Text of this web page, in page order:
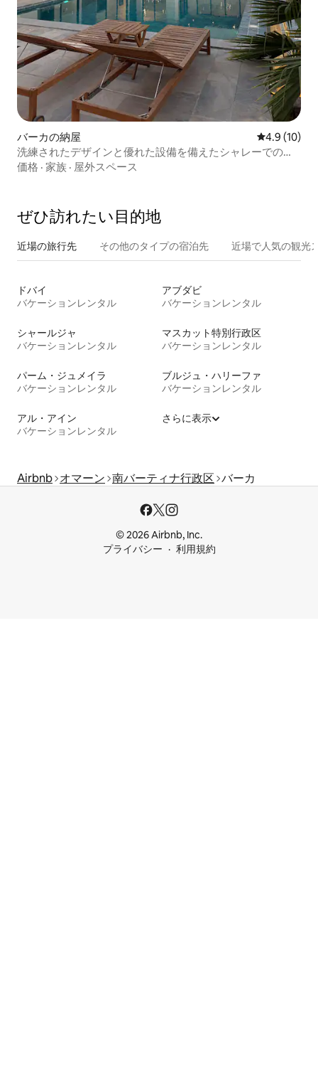
バーカの納屋 レビュー10
4.9 (10)
洗練されたデザインと優れた設備を備えたシャレーでの豪
華な体験
価格 · 家族 · 屋外スペース
ぜひ訪⁠れ⁠た⁠い目⁠的⁠地
近場の旅行先 その他のタ⁠イ⁠プ⁠の宿⁠泊⁠先 近場で人気の観光
ドバイ
バケーションレンタル
アブダビ
バケーションレンタル
シャールジャ
バケーションレンタル
マスカット特別行政区
バケーションレンタル
パーム・ジュメイラ
バケーションレンタル
ブルジュ・ハリーファ
バケーションレンタル
アル・アイン
バケーションレンタル
さらに表示
Airbnb オマーン 南バーティナ行政区 バーカ
© 2026 Airbnb, Inc.
プライバシー
利用規約